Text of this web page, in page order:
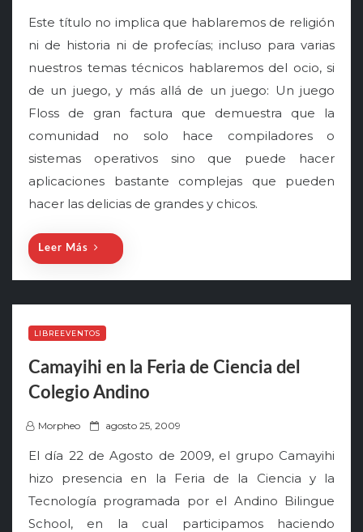
s
t
e
d
Este título no implica que hablaremos de religión
ni de historia ni de profecías; incluso para varias
nuestros temas técnicos hablaremos del ocio, si
de un juego, y más allá de un juego: Un juego
Floss de gran factura que demuestra que la
comunidad no solo hace compiladores o
sistemas operativos sino que puede hacer
aplicaciones bastante complejas que pueden
hacer las delicias de grandes y chicos.
Leer Más
LIBREEVENTOS
Camayihi en la Feria de Ciencia del
Colegio Andino
Morpheo
P
s
t
d
agosto 25, 2009
El día 22 de Agosto de 2009, el grupo Camayihi
hizo presencia en la Feria de la Ciencia y la
Tecnología programada por el Andino Bilingue
School, en la cual participamos haciendo